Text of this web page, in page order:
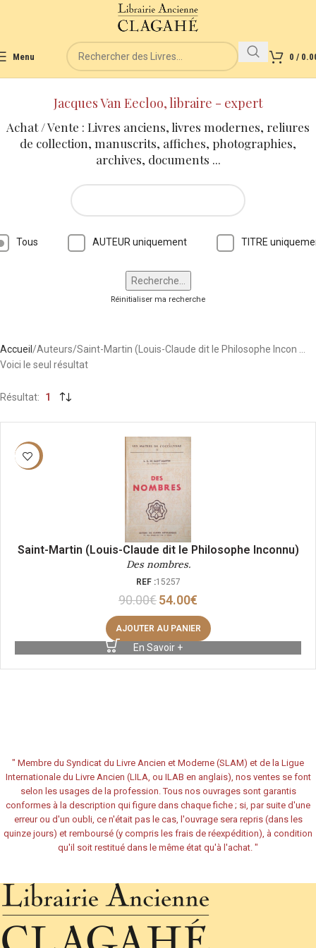
Menu 0 /
Jacques Van Eecloo, libraire - expert
Achat / Vente : Livres anciens, livres modernes, reliures
de collection, manuscrits, affiches, photographies,
archives, documents ...
Tous AUTEUR uniquement TITRE
Réinitialiser ma recherche
Accueil Auteurs Saint-Martin (Louis-Claude dit le Philosophe Incon …
Voici le seul résultat
Résultat 1
-40%
Saint-Martin (Louis-Claude dit le Philosophe Inconnu)
Des nombres.
REF :15257
90.00€54.00€
AJOUTER AU PANIER
En Savoir +
" Membre du Syndicat du Livre Ancien et Moderne (SLAM) et de la Ligue
Internationale du Livre Ancien (LILA, ou ILAB en anglais), nos ventes se font
selon les usages de la profession. Tous nos ouvrages sont garantis
conformes à la description qui figure dans chaque fiche ; si, par suite d'une
erreur ou d'un oubli, ce n'était pas le cas, l'ouvrage sera repris (dans les
quinze jours) et remboursé (y compris les frais de réexpédition), à condition
qu'il soit restitué dans le même état qu'à l'achat. "